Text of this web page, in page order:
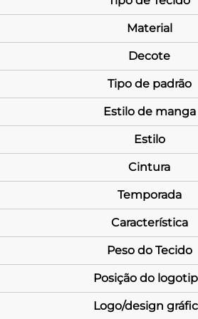
Material
Decote
Tipo de padrão
Estilo de manga
Estilo
Cintura
Temporada
Característica
Peso do Tecido
Posição do
Logo/design